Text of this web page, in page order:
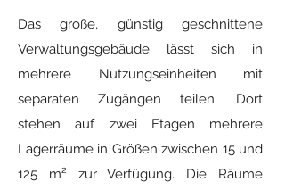
Das große, günstig geschnittene
Verwaltungsgebäude lässt sich in
mehrere Nutzungseinheiten mit
separaten Zugängen teilen. Dort
stehen auf zwei Etagen mehrere
Lagerräume in Größen zwischen 15 und
125 m² zur Verfügung. Die Räume